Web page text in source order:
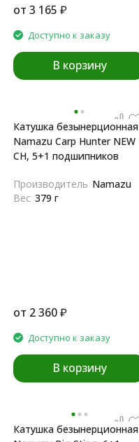
от 3 165 ₽
Доступно к заказу
В корзину
Катушка безынерционная
Namazu Carp Hunter NEW
CH, 5+1 подшипников
Производитель Namazu
Вес 379 г
от 2 360₽
Доступно к заказу
В корзину
Катушка безынерционная